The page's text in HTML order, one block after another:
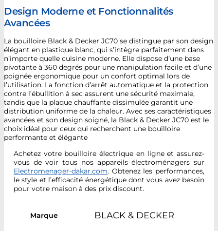
Design Moderne et Fonctionnalités
Avancées
La bouilloire Black & Decker JC70 se distingue par son design
élégant en plastique blanc, qui s’intègre parfaitement dans
n’importe quelle cuisine moderne. Elle dispose d’une base
pivotante à 360 degrés pour une manipulation facile et d’une
poignée ergonomique pour un confort optimal lors de
l’utilisation. La fonction d’arrêt automatique et la protection
contre l’ébullition à sec assurent une sécurité maximale,
tandis que la plaque chauffante dissimulée garantit une
distribution uniforme de la chaleur. Avec ses caractéristiques
avancées et son design soigné, la Black & Decker JC70 est le
choix idéal pour ceux qui recherchent une bouilloire
performante et élégante
Achetez votre bouilloire électrique en ligne et assurez-
vous de voir tous nos appareils électroménagers sur
Electromenager-dakar.com. Obtenez les performances,
le style et l’efficacité énergétique dont vous avez besoin
pour votre maison à des prix discount.
Marque BLACK & DECKER